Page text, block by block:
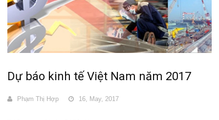
Dự báo kinh tế Việt Nam năm 2017
Phạm Thị Hợp 16, May, 2017